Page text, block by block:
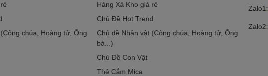
chúa, Hoàng tử, Ông
Hàng Xả Kho giá rẻ
Chủ Đề Hot Trend
Chủ đề Nhân vật (Công chúa, Hoàng tử, Ông
bà...)
Chủ Đề Con Vật
Thẻ Cắm Mica
Zalo1:
Zalo2: